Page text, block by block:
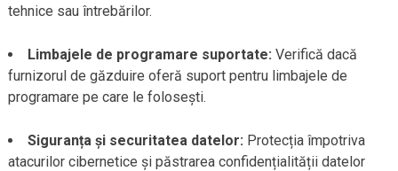
tehnice sau întrebărilor.
Limbajele de programare suportate: Verifică dacă
furnizorul de găzduire oferă suport pentru limbajele de
programare pe care le folosești.
Siguranța și securitatea datelor: Protecția împotriva
atacurilor cibernetice și păstrarea confidențialității datelor